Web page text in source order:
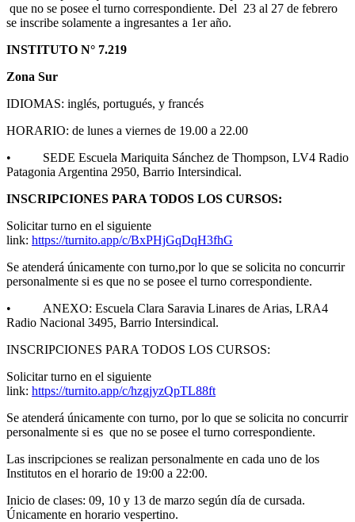
que no se posee el turno correspondiente. Del 23 al 27 de febrero
se inscribe solamente a ingresantes a 1er año.
INSTITUTO N° 7.219
Zona Sur
IDIOMAS: inglés, portugués, y francés
HORARIO: de lunes a viernes de 19.00 a 22.00
• SEDE Escuela Mariquita Sánchez de Thompson, LV4 Radio
Patagonia Argentina 2950, Barrio Intersindical.
INSCRIPCIONES PARA TODOS LOS CURSOS:
Solicitar turno en el siguiente
link: https://turnito.app/c/BxPHjGqDqH3fhG
Se atenderá únicamente con turno,por lo que se solicita no concurrir
personalmente si es que no se posee el turno correspondiente.
• ANEXO: Escuela Clara Saravia Linares de Arias, LRA4
Radio Nacional 3495, Barrio Intersindical.
INSCRIPCIONES PARA TODOS LOS CURSOS:
Solicitar turno en el siguiente
link: https://turnito.app/c/hzgjyzQpTL88ft
Se atenderá únicamente con turno, por lo que se solicita no concurrir
personalmente si es que no se posee el turno correspondiente.
Las inscripciones se realizan personalmente en cada uno de los
Institutos en el horario de 19:00 a 22:00.
Inicio de clases: 09, 10 y 13 de marzo según día de cursada.
Únicamente en horario vespertino.